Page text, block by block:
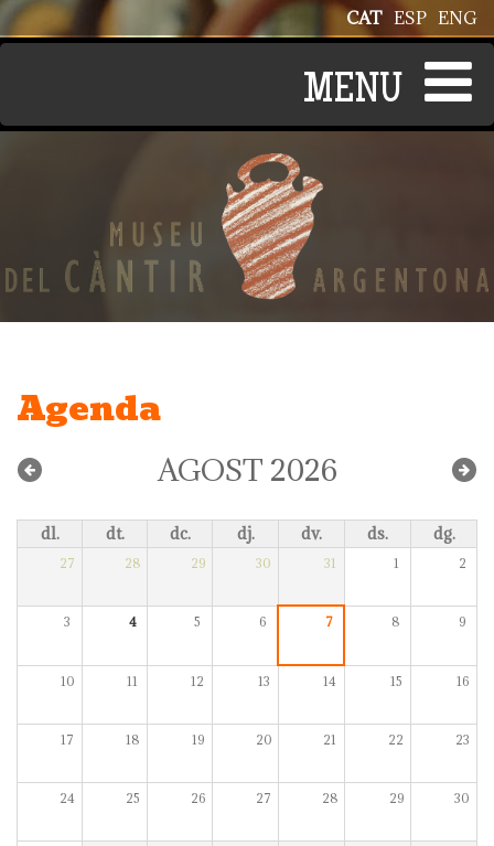
Vés al contingut ENG
ESP
CAT
Agenda
AGOST 2026
dl. dt. dc. dj. dv. ds. dg.
27 28 29 30 31 1 2
3 4 5 6 7 8 9
10 11 12 13 14 15 16
17 18 19 20 21 22 23
24 25 26 27 28 29 30